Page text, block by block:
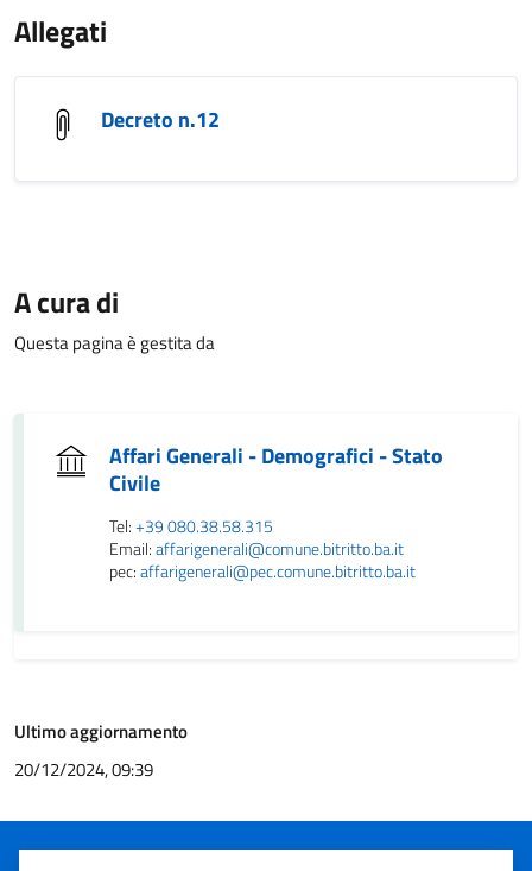
Allegati
Decreto n.12
A cura di
Questa pagina è gestita da
Affari Generali - Demografici - Stato
Civile
Tel:+39 080.38.58.315
Email:affarigenerali@comune.bitritto.ba.it
pec:affarigenerali@pec.comune.bitritto.ba.it
Ultimo aggiornamento
20/12/2024, 09:39